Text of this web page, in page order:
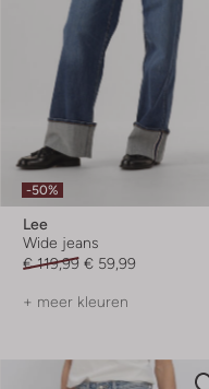
-50%
Lee
Wide jeans
€ 119,99 € 59,99
+ meer kleuren